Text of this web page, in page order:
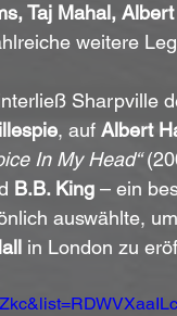
Taj Mahal,
weitere
Sharpville
, auf Albert
In My Head“
B.B. King – ein
auswählte,
in London zu